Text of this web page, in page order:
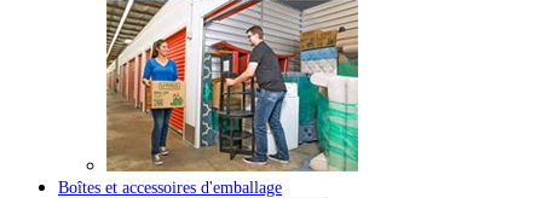
Boîtes et accessoires d'emballage